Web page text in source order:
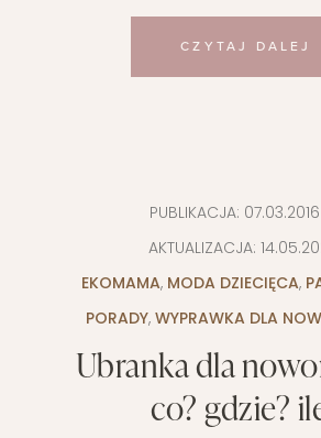
CZYTAJ DALEJ
PUBLIKACJA: 07.03.2016
AKTUALIZACJA:
EKOMAMA, MODA DZIECIĘCA,
PORADY, WYPRAWKA DLA
Ubranka dla
co? gdzie?